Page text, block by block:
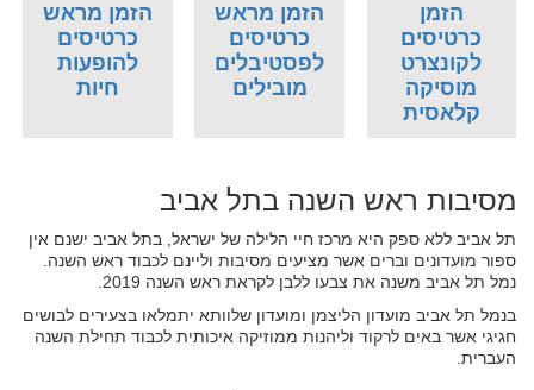
הזמן
כרטיסים
לקונצרט
מוסיקה
קלאסית
הזמן מראש
כרטיסים
לפסטיבלים
מובילים
הזמן מראש
כרטיסים
להופעות
חיות
מסיבות ראש השנה בתל אביב
תל אביב ללא ספק היא מרכז חיי הלילה של ישראל, בתל אביב ישנם אין
ספור מועדונים וברים אשר מציעים מסיבות וליינם לכבוד ראש השנה.
נמל תל אביב משנה את צבעו ללבן לקראת ראש השנה 2019.
בנמל תל אביב מועדון הליצמן ומועדון שלוותא יתמלאו בצעירים לבושים
חגיגי אשר באים לרקוד וליהנות ממוזיקה איכותית לכבוד תחילת השנה
העברית.​